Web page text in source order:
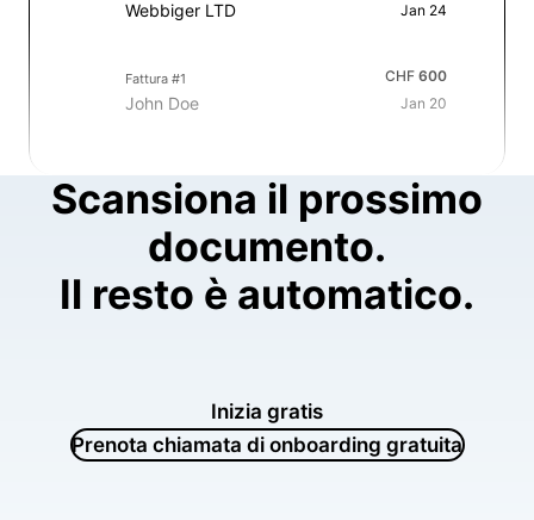
Webbiger LTD
Jan 24
Fattura #1
John Doe
CHF 600
Jan 20
Scansiona il prossimo
documento.
Il resto è automatico.
Inizia gratis
Prenota chiamata di onboarding gratuita